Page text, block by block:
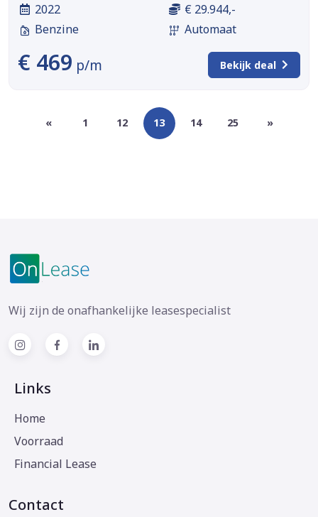
2022
Benzine
€ 29.944,-
Automaat
€ 469 p/m Bekijk deal
« 1 12 13 14 25 »
Wij zijn de onafhankelijke leasespecialist
Links
Home
Voorraad
Financial Lease
Contact